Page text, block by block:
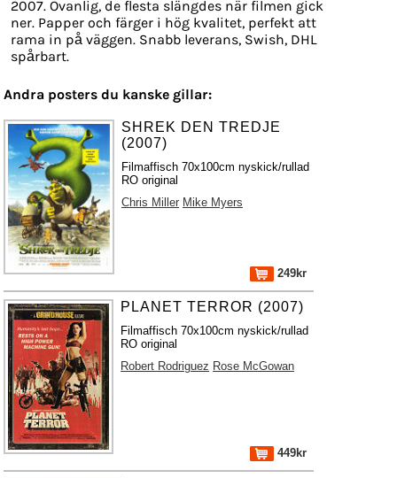
2007. Ovanlig, de flesta slängdes när filmen gick
ner. Papper och färger i hög kvalitet, perfekt att
rama in på väggen. Snabb leverans, Swish, DHL
spårbart.
Andra posters du kanske gillar:
SHREK DEN TREDJE
(2007)
Filmaffisch 70x100cm nyskick/rullad
RO original
Chris Miller Mike Myers
249kr
PLANET TERROR (2007)
Filmaffisch 70x100cm nyskick/rullad
RO original
Robert Rodriguez Rose McGowan
449kr